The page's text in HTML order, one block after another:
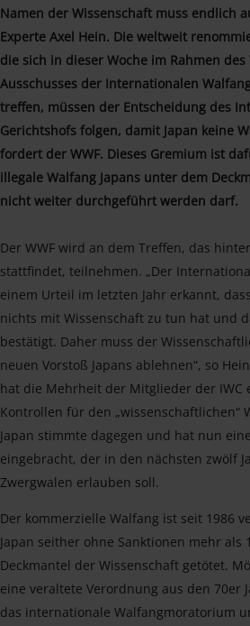
Namen der Wissenschaft muss endlich
Experte Axel Hein. Die weltweit
die sich in dieser Woche im Rahmen
Ausschusses der Internationalen
treffen, müssen der Entscheidung des
Gerichtshofs folgen, damit Japan keine
fordert der WWF. Dieses Gremium ist
illegale Walfang Japans unter dem
nicht weiter durchgeführt werden darf.
Der WWF wird an dem Treffen, das
stattfindet, teilnehmen. „Der
einem Urteil im letzten Jahr erkannt,
nichts mit Wissenschaft zu tun hat und
bestätigt. Daher muss der
neuen Vorstoß Japans ablehnen“, so
hat die Mehrheit der Mitglieder der IWC
Kontrollen für den „wissenschaftlichen“
Japan stimmte dagegen und hat nun
eingebracht, der in den nächsten zwölf
Zwergwalen erlauben soll.
Der kommerzielle Walfang ist seit 1986
Japan seither ohne Sanktionen mehr als
Deckmantel der Wissenschaft getötet.
eine veraltete Verordnung aus den 70er
das internationale Walfangmoratorium